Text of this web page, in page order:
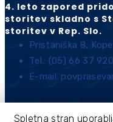
4. leto zapored
storitev skladno s
storitev v Rep. Slo.
Pristaniška 8,
Tel.: (05) 66 37 920
E-mail:
Spletna stran